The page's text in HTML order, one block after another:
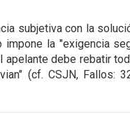
subjetiva con la
la "exigencia
apelantedebe rebatir
(cf. CSJN, Fallos: